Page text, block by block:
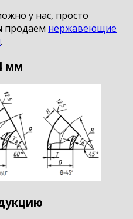
у нас, просто
продаем нержавеющие
.
мм